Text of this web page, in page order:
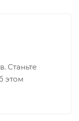
Станьте
этом